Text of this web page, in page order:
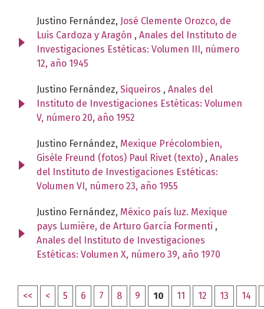
Justino Fernández, José Clemente Orozco, de
Luis Cardoza y Aragón , Anales del Instituto de
Investigaciones Estéticas: Volumen III, número
12, año 1945
Justino Fernández, Siqueiros , Anales del
Instituto de Investigaciones Estéticas: Volumen
V, número 20, año 1952
Justino Fernández, Mexique Précolombien,
Gisèle Freund (fotos) Paul Rivet (texto) , Anales
del Instituto de Investigaciones Estéticas:
Volumen VI, número 23, año 1955
Justino Fernández, México país luz. Mexique
pays Lumière, de Arturo García Formenti ,
Anales del Instituto de Investigaciones
Estéticas: Volumen X, número 39, año 1970
<< < 5 6 7 8 9 10 11 12 13 14